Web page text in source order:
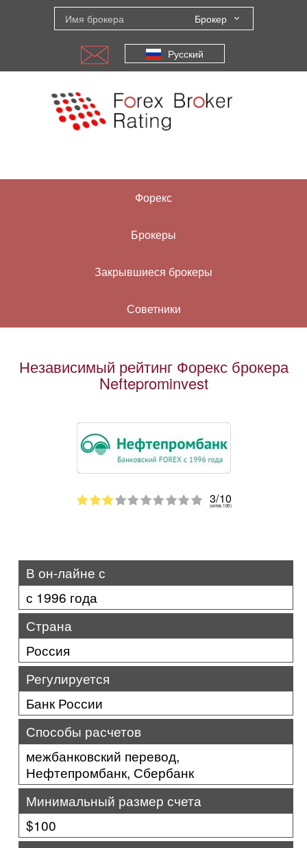
Брокер
Русский
Форекс
Брокеры
Закрывшиеся брокеры
Советники
Независимый рейтинг Форекс брокера
Nefteprominvest
3/10
(votes 100)
В он-лайне с
с 1996 года
Страна
Россия
Регулируется
Банк России
Способы расчетов
межбанковский перевод,
Нефтепромбанк, Сбербанк
Минимальный размер счета
$100